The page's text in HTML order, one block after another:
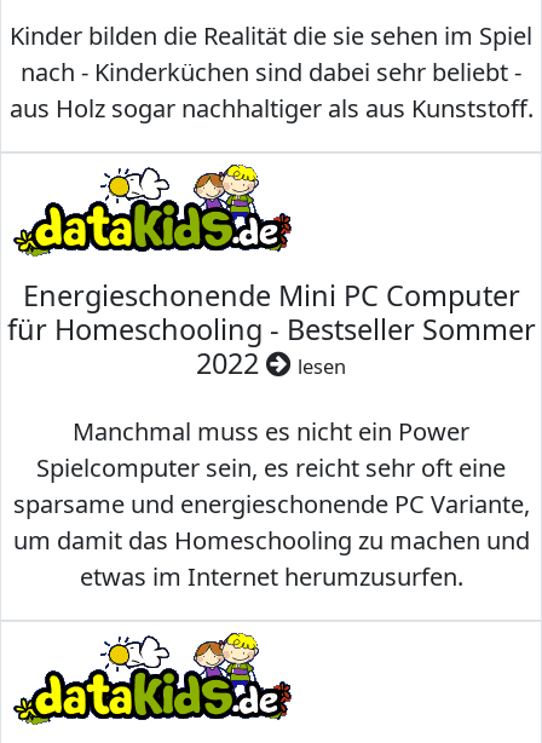
Kinder bilden die Realität die sie sehen im Spiel
nach - Kinderküchen sind dabei sehr beliebt -
aus Holz sogar nachhaltiger als aus Kunststoff.
Energieschonende Mini PC Computer
für Homeschooling - Bestseller Sommer
2022
lesen
Manchmal muss es nicht ein Power
Spielcomputer sein, es reicht sehr oft eine
sparsame und energieschonende PC Variante,
um damit das Homeschooling zu machen und
etwas im Internet herumzusurfen.